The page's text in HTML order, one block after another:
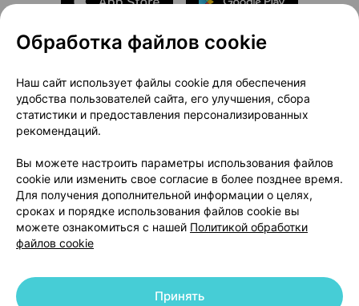
О проекте
Новости проекта
Размещение рекламы
Медицинский маркетинг
Публичный договор
Доставка
Способы оплаты
Вакансии
Партнеры
Написать руководителю 103.by
Написать в поддержку
Персональные настройки Cookie
Обработка файлов cookie
Наш сайт использует файлы cookie для обеспечения
удобства пользователей сайта, его улучшения, сбора
статистики и предоставления персонализированных
рекомендаций.
Вы можете настроить параметры использования файлов
cookie или изменить свое согласие в более позднее время.
Для получения дополнительной информации о целях,
сроках и порядке использования файлов cookie вы
можете ознакомиться с нашей Политикой обработки
файлов cookie
Принять